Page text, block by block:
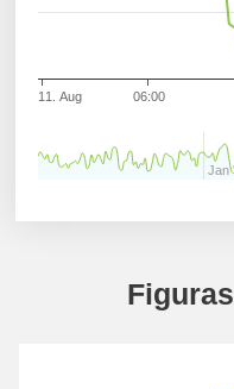
11. Aug 06:00
Jan